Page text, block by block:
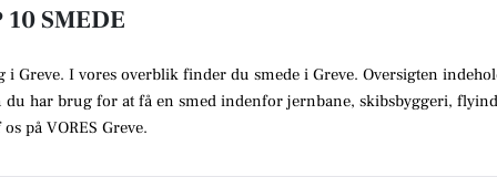
10 SMEDE
i Greve. I vores overblik finder du smede i Greve. Oversigten
du har brug for at få en smed indenfor jernbane, skibsbyggeri,
på VORES Greve.